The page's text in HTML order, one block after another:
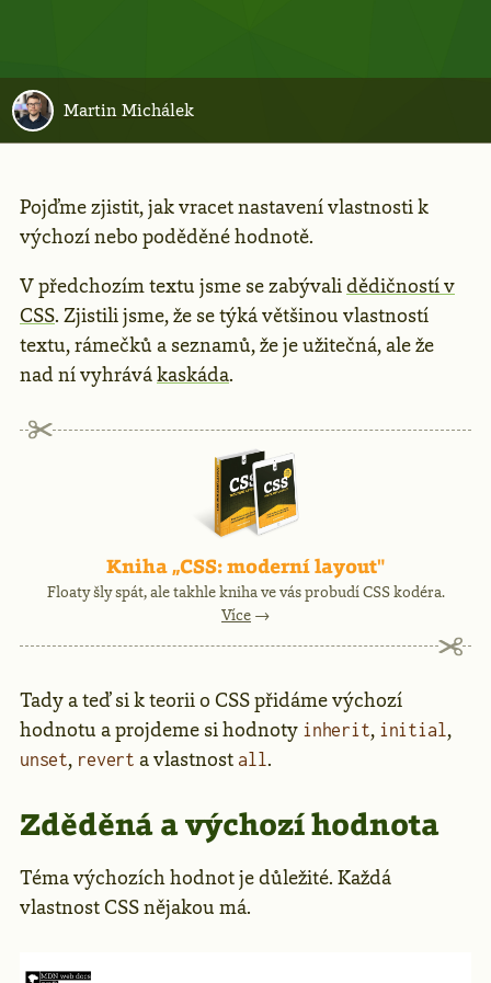
Martin Michálek
Pojďme zjistit, jak vracet nastavení vlastnosti k
výchozí nebo poděděné hodnotě.
V předchozím textu jsme se zabývalidědičností v
CSS. Zjistili jsme, že se týká většinou vlastností
textu, rámečků a seznamů, že je užitečná, ale že
nad ní vyhrávákaskáda.
Kniha „CSS: moderní layout"
Floaty šly spát, ale takhle kniha ve vás probudí CSS kodéra.
Více →
Tady a teď si k teorii o CSS přidáme výchozí
hodnotu a projdeme si hodnoty inherit, initial,
unset, revert a vlastnost all.
Zděděná a výchozí hodnota
Téma výchozích hodnot je důležité. Každá
vlastnost CSS nějakou má.